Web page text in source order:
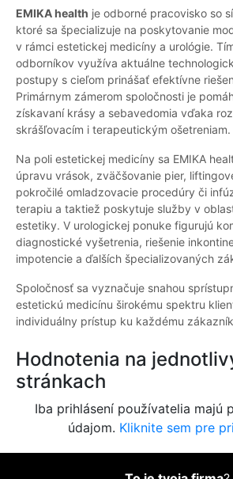
EMIKA health je odborné pracovisko so
ktoré sa špecializuje na poskytovanie
v rámci estetickej medicíny a urológie.
odborníkov využíva aktuálne
postupy s cieľom prinášať efektívne
Primárnym zámerom spoločnosti je
získavaní krásy a sebavedomia vďaka
skrášľovacím i terapeutickým ošetreniam.
Na poli estetickej medicíny sa EMIKA
úpravu vrások, zväčšovanie pier,
pokročilé omladzovacie procedúry či
terapiu a taktiež poskytuje služby v
estetiky. V urologickej ponuke figurujú
diagnostické vyšetrenia, riešenie
impotencie a ďalších špecializovaných
Spoločnosť sa vyznačuje snahou
estetickú medicínu širokému spektru
individuálny prístup ku každému
Hodnotenia na
stránkach
Iba prihlásení používatelia majú
údajom. Kliknite sem pre